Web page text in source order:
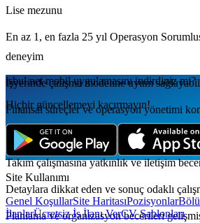
Lise mezunu
En az 1, en fazla 25 yıl Operasyon
deneyim
İşyerinde çalışma modeline uyum
Finansal süreçler ve operasyon yönetimi
Analitik düşünme ve problem çözme
Takım çalışmasına yatkınlık ve iletişim
Detaylara dikkat eden ve sonuç odaklı
Planlama ve organizasyon becerileri
isbul.netmobil uygulamаsını indirdiniz mi?
Hiçbir güncellemeyi kaçırmayın!
Site Kullanımı
Genel KoşullarSite HaritasıPozisyonlar
İlanlarÜcretsiz İş İlanı VerCV Şablonları